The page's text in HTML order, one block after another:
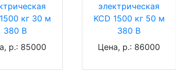
кг 30 м
380 В
р.: 85000
электрическая
KCD 1500 кг 50 м
380 В
Цена, р.: 86000